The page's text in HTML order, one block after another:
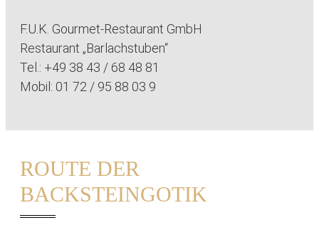
F.U.K. Gourmet-Restaurant GmbH
Restaurant „Barlachstuben“
Tel.: +49 38 43 / 68 48 81
Mobil: 01 72 / 95 88 03 9
ROUTE DER
BACKSTEINGOTIK